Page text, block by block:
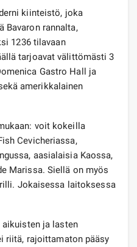
kiinteistö, joka
Bavaron rannalta,
1236 tilavaan
tarjoavat välittömästi 3
Gastro Hall ja
amerikkalainen
voit kokeilla
Cevicheriassa,
aasialaisia ​​Kaossa,
Marissa. Siellä on myös
Jokaisessa laitoksessa
ja lasten
riitä, rajoittamaton pääsy